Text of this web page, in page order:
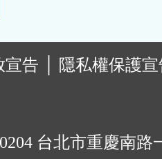
宣告
隱私權保護
台北市重慶南路